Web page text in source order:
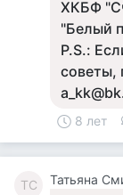
ХКБФ
"Белый
P.S.:
советы,
8 лет
ТС Татьяна